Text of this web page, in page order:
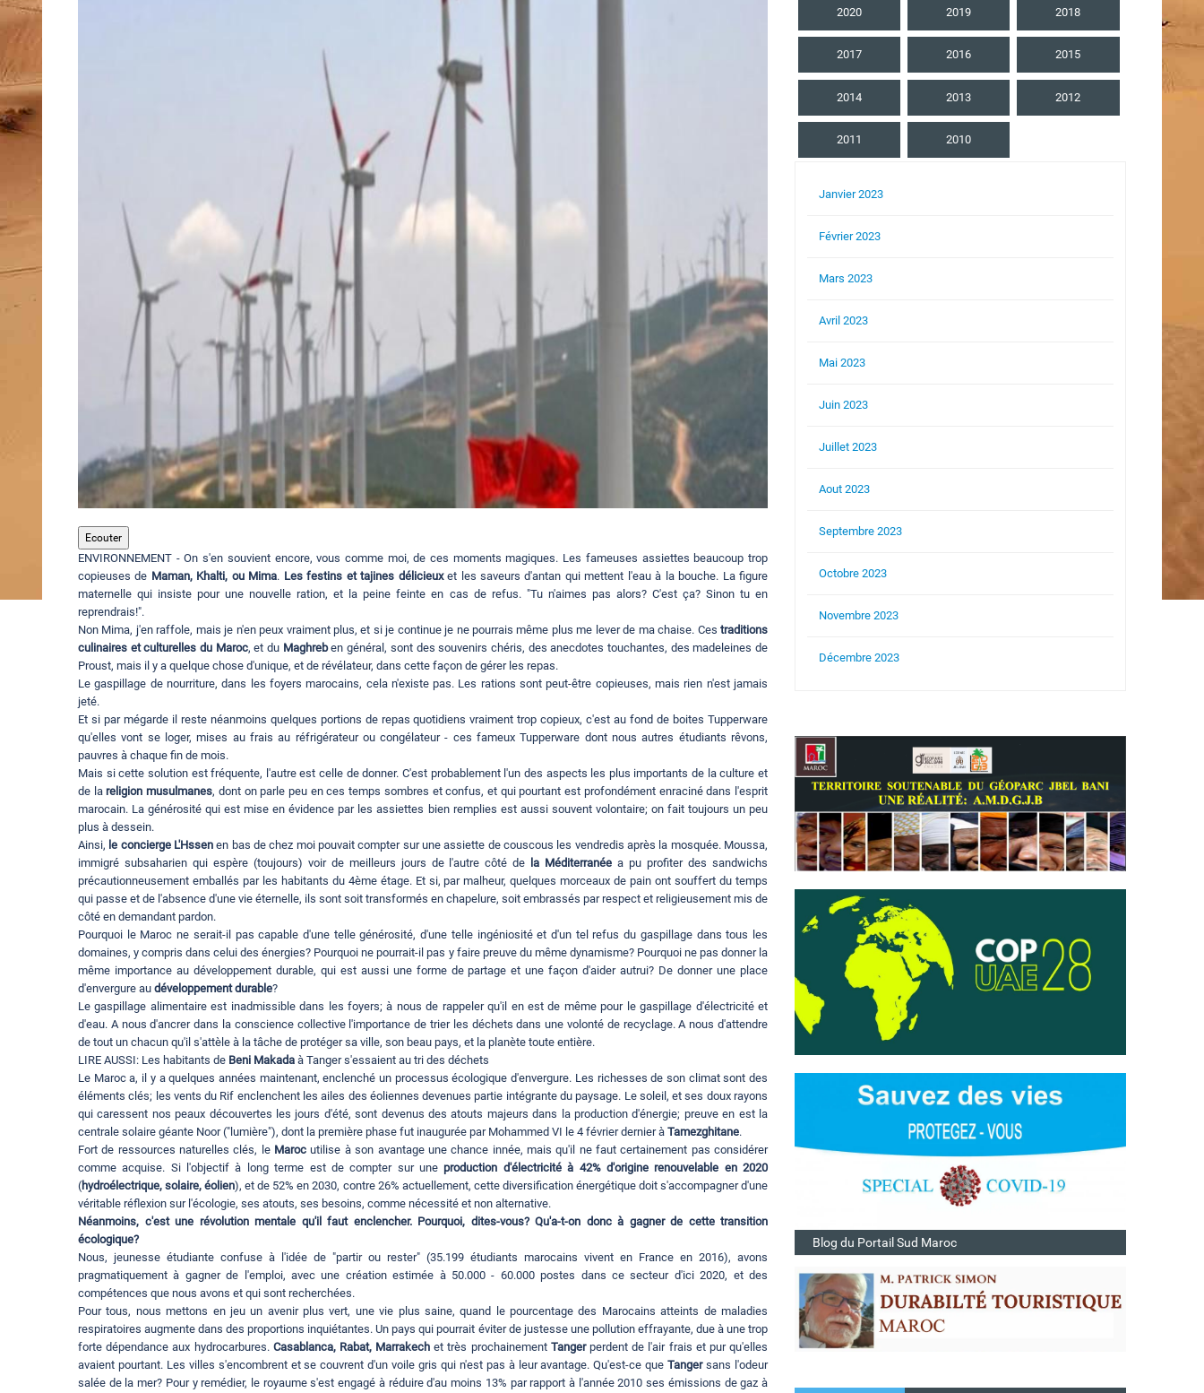
Ecouter
ENVIRONNEMENT - On s'en souvient encore, vous comme moi, de ces moments magiques. Les fameuses assiettes beaucoup trop
copieuses de Maman, Khalti, ou Mima. Les festins et tajines délicieuxet les saveurs d'antan qui mettent l'eau à la bouche. La figure
maternelle qui insiste pour une nouvelle ration, et la peine feinte en cas de refus. "Tu n'aimes pas alors? C'est ça? Sinon tu en
reprendrais!".
Non Mima, j'en raffole, mais je n'en peux vraiment plus, et si je continue je ne pourrais même plus me lever de ma chaise. Ces traditions
culinaires et culturelles du Maroc, et du Maghreben général, sont des souvenirs chéris, des anecdotes touchantes, des madeleines de
Proust, mais il y a quelque chose d'unique, et de révélateur, dans cette façon de gérer les repas.
Le gaspillage de nourriture, dans les foyers marocains, cela n'existe pas. Les rations sont peut-être copieuses, mais rien n'est jamais
jeté.
Et si par mégarde il reste néanmoins quelques portions de repas quotidiens vraiment trop copieux, c'est au fond de boites Tupperware
qu'elles vont se loger, mises au frais au réfrigérateur ou congélateur - ces fameux Tupperware dont nous autres étudiants rêvons,
pauvres à chaque fin de mois.
Mais si cette solution est fréquente, l'autre est celle de donner. C'est probablement l'un des aspects les plus importants de la culture et
de lareligion musulmanes, dont on parle peu en ces temps sombres et confus, et qui pourtant est profondément enraciné dans l'esprit
marocain. La générosité qui est mise en évidence par les assiettes bien remplies est aussi souvent volontaire; on fait toujours un peu
plus à dessein.
Ainsi, le concierge L'Hssen en bas de chez moi pouvait compter sur une assiette de couscous les vendredis après la mosquée. Moussa,
immigré subsaharien qui espère (toujours) voir de meilleurs jours de l'autre côté de la Méditerranée a pu profiter des sandwichs
précautionneusement emballés par les habitants du 4ème étage. Et si, par malheur, quelques morceaux de pain ont souffert du temps
qui passe et de l'absence d'une vie éternelle, ils sont soit transformés en chapelure, soit embrassés par respect et religieusement mis de
côté en demandant pardon.
Pourquoi le Maroc ne serait-il pas capable d'une telle générosité, d'une telle ingéniosité et d'un tel refus du gaspillage dans tous les
domaines, y compris dans celui des énergies? Pourquoi ne pourrait-il pas y faire preuve du même dynamisme? Pourquoi ne pas donner la
même importance au développement durable, qui est aussi une forme de partage et une façon d'aider autrui? De donner une place
d'envergure au développement durable?
Le gaspillage alimentaire est inadmissible dans les foyers; à nous de rappeler qu'il en est de même pour le gaspillage d'électricité et
d'eau. A nous d'ancrer dans la conscience collective l'importance de trier les déchets dans une volonté de recyclage. A nous d'attendre
de tout un chacun qu'il s'attèle à la tâche de protéger sa ville, son beau pays, et la planète toute entière.
LIRE AUSSI: Les habitants de Beni Makada à Tanger s'essaient au tri des déchets
Le Maroc a, il y a quelques années maintenant, enclenché un processus écologique d'envergure. Les richesses de son climat sont des
éléments clés; les vents du Rif enclenchent les ailes des éoliennes devenues partie intégrante du paysage. Le soleil, et ses doux rayons
qui caressent nos peaux découvertes les jours d'été, sont devenus des atouts majeurs dans la production d'énergie; preuve en est la
centrale solaire géante Noor ("lumière"), dont la première phase fut inaugurée par Mohammed VI le 4 février dernier à Tamezghitane.
Fort de ressources naturelles clés, le Maroc utilise à son avantage une chance innée, mais qu'il ne faut certainement pas considérer
comme acquise. Si l'objectif à long terme est de compter sur uneproduction d'électricité à 42% d'origine renouvelable en 2020
(hydroélectrique, solaire, éolien), et de 52% en 2030, contre 26% actuellement, cette diversification énergétique doit s'accompagner d'une
véritable réflexion sur l'écologie, ses atouts, ses besoins, comme nécessité et non alternative.
Néanmoins, c'est une révolution mentale qu'il faut enclencher. Pourquoi, dites-vous? Qu'a-t-on donc à gagner de cette transition
écologique?
Nous, jeunesse étudiante confuse à l'idée de "partir ou rester" (35.199 étudiants marocains vivent en France en 2016), avons
pragmatiquement à gagner de l'emploi, avec une création estimée à 50.000 - 60.000 postes dans ce secteur d'ici 2020, et des
compétences que nous avons et qui sont recherchées.
Pour tous, nous mettons en jeu un avenir plus vert, une vie plus saine, quand le pourcentage des Marocains atteints de maladies
respiratoires augmente dans des proportions inquiétantes. Un pays qui pourrait éviter de justesse une pollution effrayante, due à une trop
forte dépendance aux hydrocarbures. Casablanca, Rabat, Marrakech et très prochainement Tangerperdent de l'air frais et pur qu'elles
avaient pourtant. Les villes s'encombrent et se couvrent d'un voile gris qui n'est pas à leur avantage. Qu'est-ce queTangersans l'odeur
salée de la mer? Pour y remédier, le royaume s'est engagé à réduire d'au moins 13% par rapport à l'année 2010 ses émissions de gaz à
2020 2019 2018
2017 2016 2015
2014 2013 2012
2011 2010
Janvier 2023
Février 2023
Mars 2023
Avril 2023
Mai 2023
Juin 2023
Juillet 2023
Aout 2023
Septembre 2023
Octobre 2023
Novembre 2023
Décembre 2023
Blog du Portail Sud Maroc